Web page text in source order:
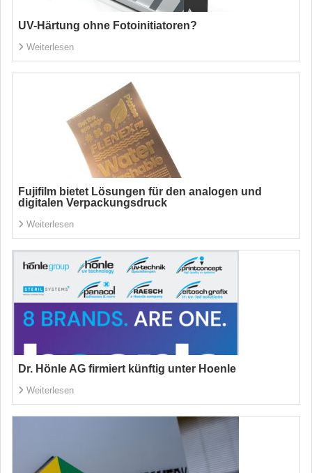
UV-Härtung ohne Fotoinitiatoren?
Weiterlesen
Fujifilm bietet Lösungen für den analogen und
digitalen Verpackungsdruck
Weiterlesen
Dr. Hönle AG firmiert künftig unter Hoenle
Weiterlesen